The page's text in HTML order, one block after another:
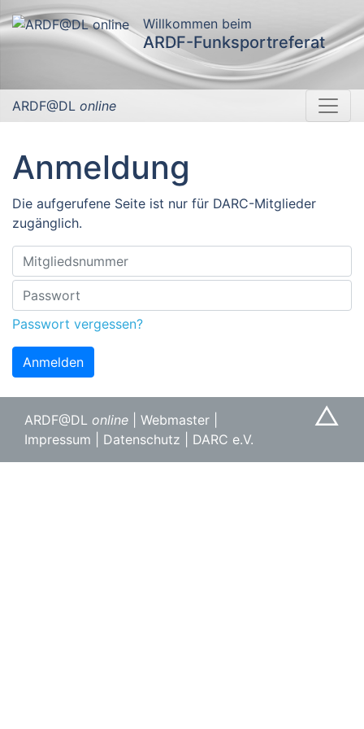
Willkommen beim
ARDF-Funksportreferat
ARDF@DL online
Anmeldung
Die aufgerufene Seite ist nur für DARC-Mitglieder
zugänglich.
Passwort vergessen?
Anmelden
△
ARDF@DL online Webmaster
Impressum
Datenschutz DARC e.V.